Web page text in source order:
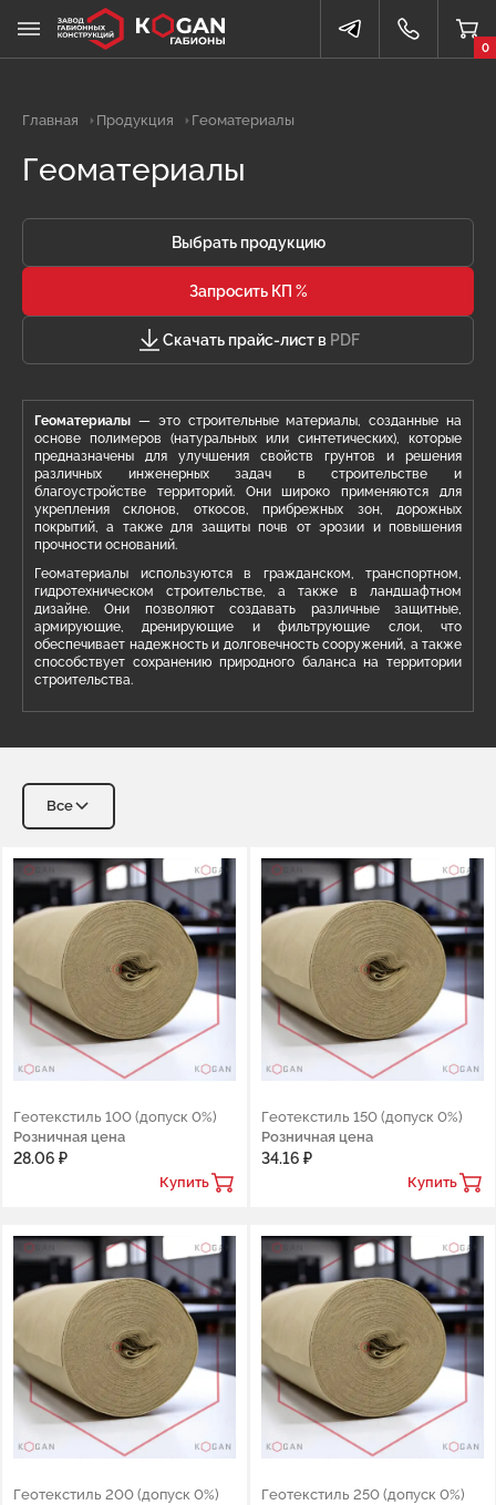
0
Главная Продукция Геоматериалы
Геоматериалы
Выбрать продукцию
Запросить КП %
Скачать прайс-лист в PDF
Геоматериалы — это строительные материалы, созданные на
основе полимеров (натуральных или синтетических), которые
предназначены для улучшения свойств грунтов и решения
различных инженерных задач в строительстве и
благоустройстве территорий. Они широко применяются для
укрепления склонов, откосов, прибрежных зон, дорожных
покрытий, а также для защиты почв от эрозии и повышения
прочности оснований.
Геоматериалы используются в гражданском, транспортном,
гидротехническом строительстве, а также в ландшафтном
дизайне. Они позволяют создавать различные защитные,
армирующие, дренирующие и фильтрующие слои, что
обеспечивает надежность и долговечность сооружений, а также
способствует сохранению природного баланса на территории
строительства.
Все
Геотекстиль 100 (допуск 0%)
Розничная цена
28.06 ₽
Купить
Геотекстиль 150 (допуск 0%)
Розничная цена
34.16 ₽
Купить
Геотекстиль 200 (допуск 0%)
Геотекстиль 250 (допуск 0%)